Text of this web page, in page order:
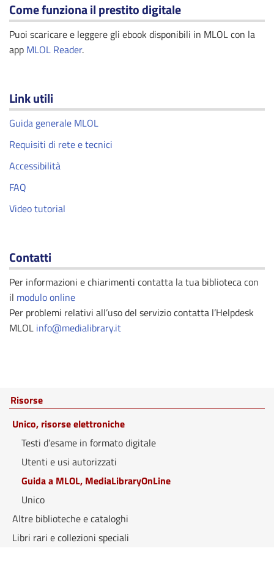
Come funziona il prestito digitale
Puoi scaricare e leggere gli ebook disponibili in MLOL con la
app MLOL Reader.
Link utili
Guida generale MLOL
Requisiti di rete e tecnici
Accessibilità
FAQ
Video tutorial
Contatti
Per informazioni e chiarimenti contatta la tua biblioteca con
il modulo online
Per problemi relativi all’uso del servizio contatta l’Helpdesk
MLOL info@medialibrary.it
Risorse
Unico, risorse elettroniche
Testi d’esame in formato digitale
Utenti e usi autorizzati
Guida a MLOL, MediaLibraryOnLine
Unico
Altre biblioteche e cataloghi
Libri rari e collezioni speciali